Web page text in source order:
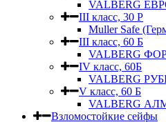
VALBERG
III класс, 30 Р
Muller Safe
III класс, 60 Б
VALBERG
IV класс, 60Б
VALBERG
V класс, 60 Б
VALBERG
Взломостойкие сейфы